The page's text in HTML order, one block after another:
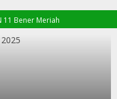
Meriah